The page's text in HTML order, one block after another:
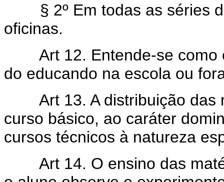
§ 2º Em todas as séries
oficinas.
Art 12. Entende-se
do educando na escola ou
Art 13. A distribuição
curso básico, ao caráter
cursos técnicos à natureza
Art 14. O ensino das